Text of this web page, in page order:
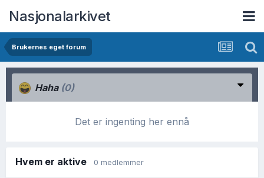
Nasjonalarkivet
Brukernes eget forum
Haha (0)
Det er ingenting her ennå
Hvem er aktive 0 medlemmer